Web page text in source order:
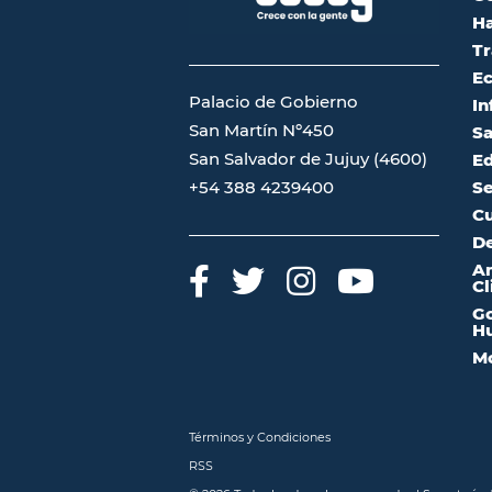
Palacio de Gobierno
San Martín Nº450
San Salvador de Jujuy (4600)
+54 388 4239400
Términos y Condiciones
RSS